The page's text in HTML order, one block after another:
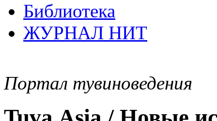
Библиотека
ЖУРНАЛ НИТ
Портал тувиноведения